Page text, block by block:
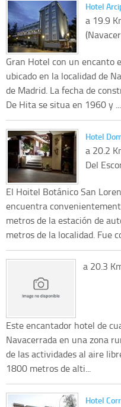
Hotel
a 19.9
Gran Hotel con un encanto
ubicado en la localidad de
de Madrid. La fecha de
De Hita se situa en 1960 y ...
Hotel
a 20.2
Del
El Hoitel Botánico San
encuentra
metros de la estación de
metros de la localidad. Fue
a 20.3
Este encantador hotel de
Navacerrada en una zona
de las actividades al aire
1800 metros de alti...
Hotel